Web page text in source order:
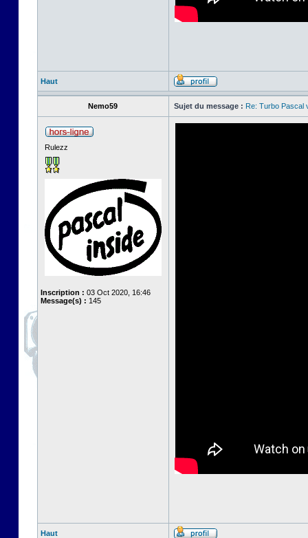
Haut
Nemo59 Sujet du message : Re: Turbo Pascal
Rulezz
Inscription : 03 Oct 2020, 16:46
Message(s) : 145
Haut